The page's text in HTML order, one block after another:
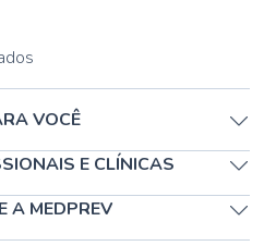
VOCÊ
E CLÍNICAS
A MEDPREV